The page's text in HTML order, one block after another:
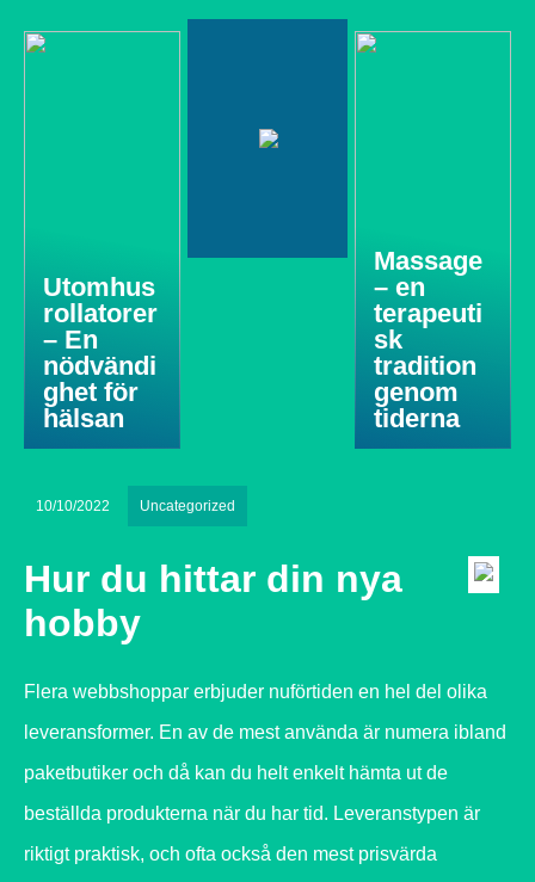
Utomhus
rollatorer
– En
nödvändi
ghet för
hälsan
Massage
– en
terapeuti
sk
tradition
genom
tiderna
10/10/2022 Uncategorized
Hur du hittar din nya
hobby
Flera webbshoppar erbjuder nuförtiden en hel del olika
leveransformer. En av de mest använda är numera ibland
paketbutiker och då kan du helt enkelt hämta ut de
beställda produkterna när du har tid. Leveranstypen är
riktigt praktisk, och ofta också den mest prisvärda